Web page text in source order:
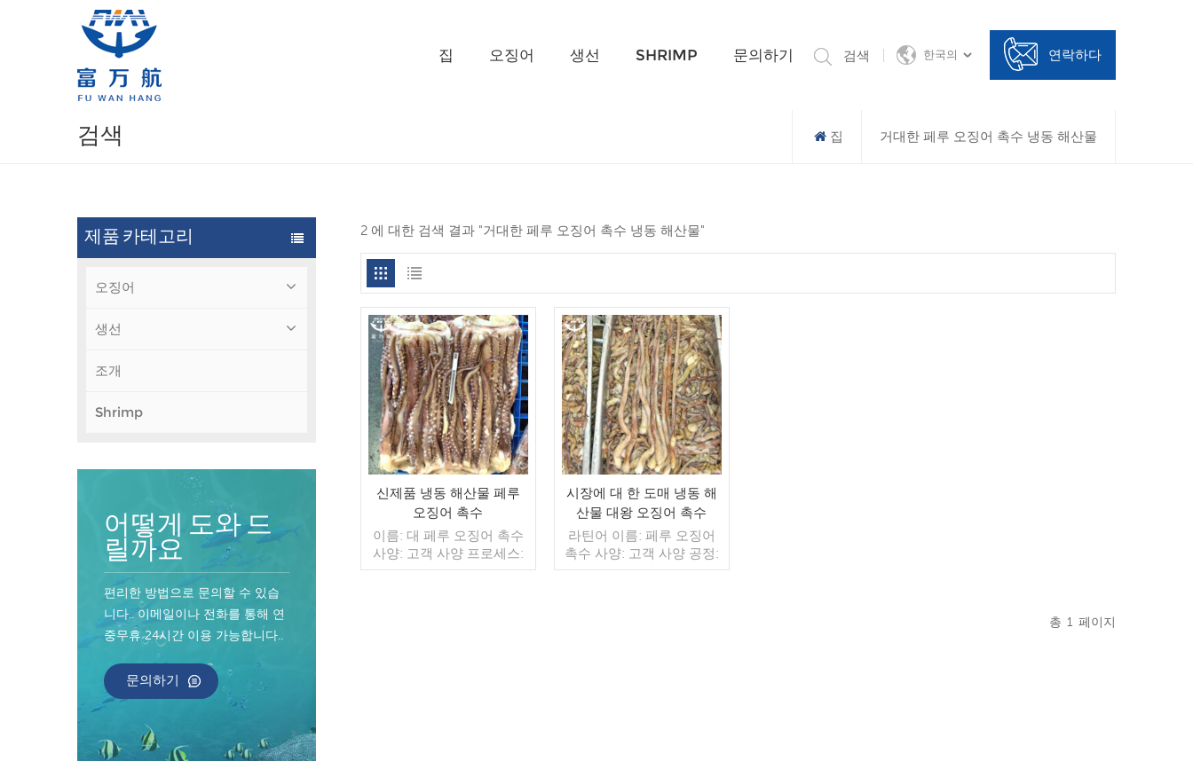
집 오징어 생선 SHRIMP 문의하기 검색 한국의 연락하다
검색 집 거대한 페루 오징어 촉수 냉동 해산물
제품 카테고리
오징어
생선
조개
Shrimp
어떻게 도와 드
릴까요
편리한 방법으로 문의할 수 있습
니다.. 이메일이나 전화를 통해 연
중무휴 24시간 이용 가능합니다..
문의하기
2 에 대한 검색 결과 "거대한 페루 오징어 촉수 냉동 해산물"
신제품 냉동 해산물 페루
오징어 촉수
이름: 대 페루 오징어 촉수
사양: 고객 사양 프로세스:
컷 유약: BQF 40%(맞춤형)
시장에 대 한 도매 냉동 해
산물 대왕 오징어 촉수
라틴어 이름: 페루 오징어
촉수 사양: 고객 사양 공정:
컷 글레이징: BQF 40% (맞
총 1 페이지